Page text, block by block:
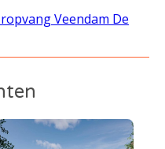
Veendam De